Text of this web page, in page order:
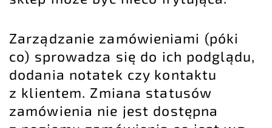
Zarządzanie zamówieniami (póki
co) sprowadza się do ich podglądu,
dodania notatek czy kontaktu
z klientem. Zmiana statusów
zamówienia nie jest dostępna